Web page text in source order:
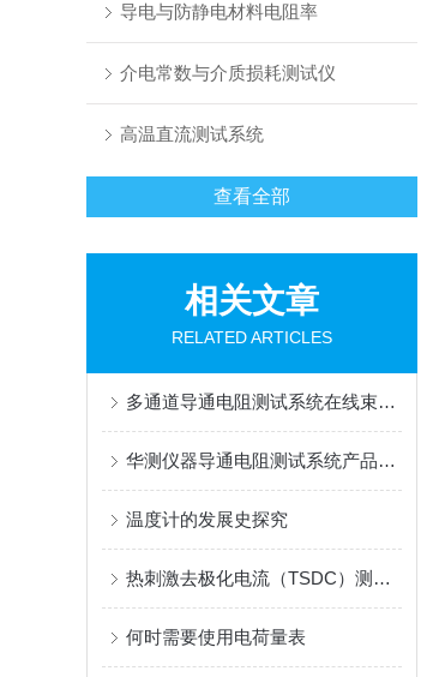
导电与防静电材料电阻率
介电常数与介质损耗测试仪
高温直流测试系统
查看全部
相关文章
RELATED ARTICLES
多通道导通电阻测试系统在线束、连接器行业应用
华测仪器导通电阻测试系统产品介绍
温度计的发展史探究
热刺激去极化电流（TSDC）测量技术对介电材料研究的重要性
何时需要使用电荷量表